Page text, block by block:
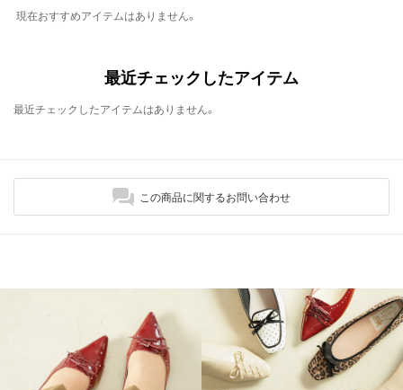
現在おすすめアイテムはありません。
最近チェックしたアイテム
最近チェックしたアイテムはありません。
この商品に関するお問い合わせ